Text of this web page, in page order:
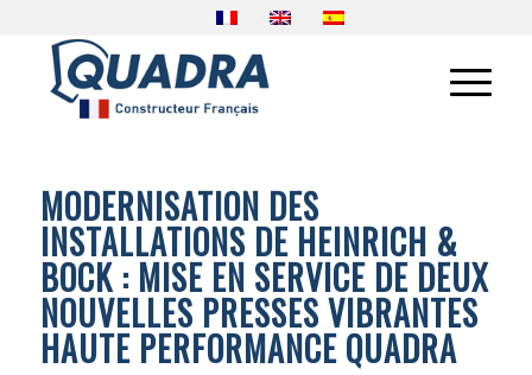
MODERNISATION DES
INSTALLATIONS DE HEINRICH &
BOCK : MISE EN SERVICE DE DEUX
NOUVELLES PRESSES VIBRANTES
HAUTE PERFORMANCE QUADRA